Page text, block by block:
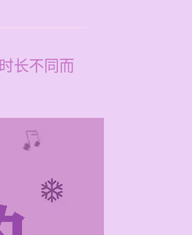
长不同而